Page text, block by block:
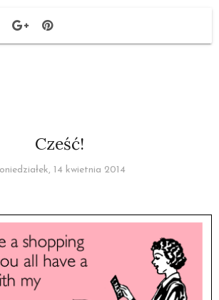
Cześć!
14 kwietnia 2014